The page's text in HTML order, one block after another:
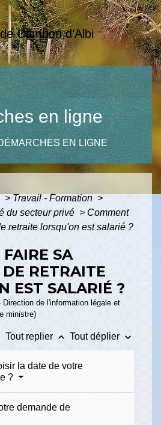
en ligne
EN LIGNE
> Travail - Formation >
du secteur privé > Comment
retraite lorsqu'on est salarié ?
SA
RETRAITE
EST SALARIÉ ?
de l'information légale et
ministre)
Tout replier keyboard_arrow_up Tout déplier keyboard_arrow_down
la date de votre
?
demande de